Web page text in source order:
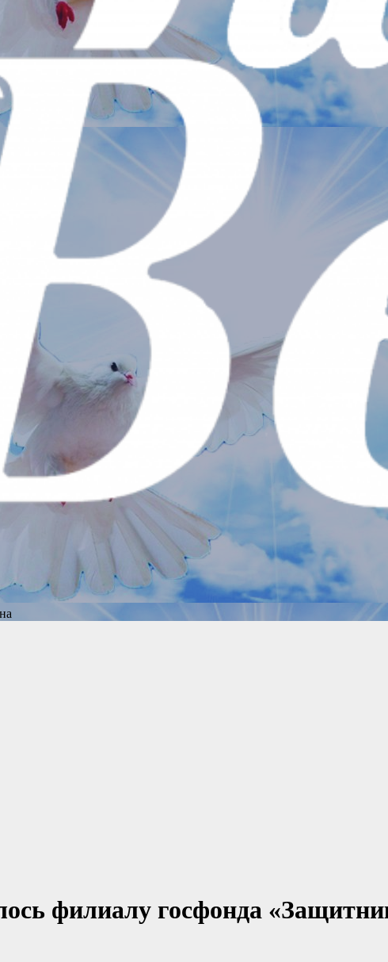
филиалу госфонда